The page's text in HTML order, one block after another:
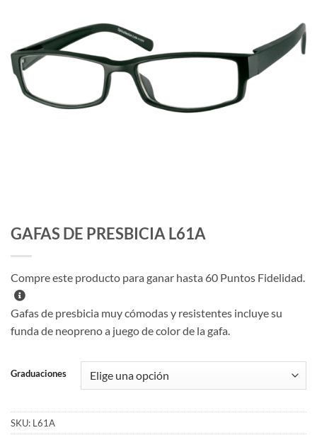
GAFAS DE PRESBICIA L61A
Compre este producto para ganar hasta 60 Puntos Fidelidad.
Gafas de presbicia muy cómodas y resistentes incluye su
funda de neopreno a juego de color de la gafa.
Graduaciones
SKU: L61A